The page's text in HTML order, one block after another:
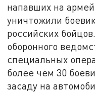
напавших на
уничтожили
российских
оборонного
специальных
более чем 30
засаду на